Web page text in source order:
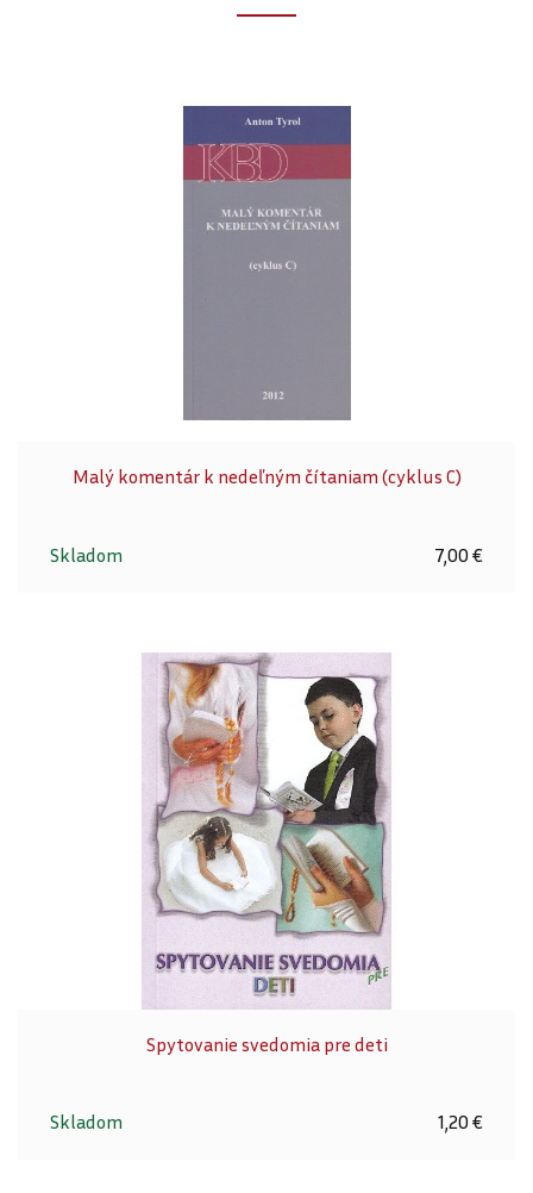
Malý komentár k nedeľným čítaniam (cyklus C)
Skladom 7,00 €
Spytovanie svedomia pre deti
Skladom 1,20 €